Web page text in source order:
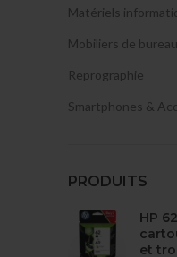
Matériels
Mobiliers de bureau
Reprographie
Smartphones &
PRODUITS
HP
et